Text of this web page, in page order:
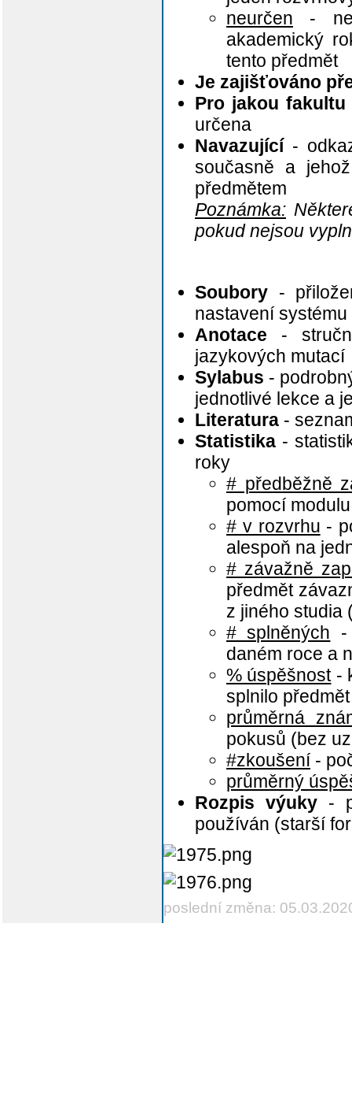
neurčen -
akademický
tento předmět
Je zajišťováno
Pro jakou fakultu
určena
Navazující-
současně a
předmětem
Poznámka:
pokud nejsou
Soubory -
nastavení systému
Anotace -
jazykových mutací
Sylabus -
jednotlivé lekce a
Literatura -
Statistika -
roky
# předběžně
pomocí
# v rozvrhu -
alespoň na
# závažně
předmět
z jiného studia
# splněných -
daném roce a
% úspěšnost-
splnilo předmět
průměrná
pokusů (bez
#zkoušení-
průměrný
Rozpis výuky -
používán (starší
poslední změna: